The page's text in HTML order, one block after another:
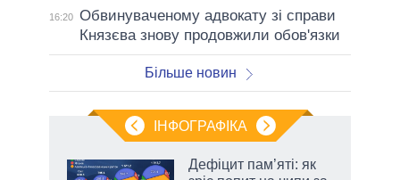
16:20 Обвинуваченому адвокату зі справи
Князєва знову продовжили обов'язки
Більше новин
ІНФОГРАФІКА
Дефіцит пам’яті: як